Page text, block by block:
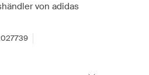
von adidas